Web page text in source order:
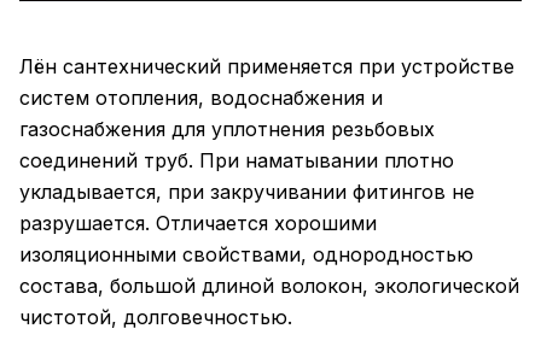
Лён сантехнический применяется при устройстве
систем отопления, водоснабжения и
газоснабжения для уплотнения резьбовых
соединений труб. При наматывании плотно
укладывается, при закручивании фитингов не
разрушается. Отличается хорошими
изоляционными свойствами, однородностью
состава, большой длиной волокон, экологической
чистотой, долговечностью.